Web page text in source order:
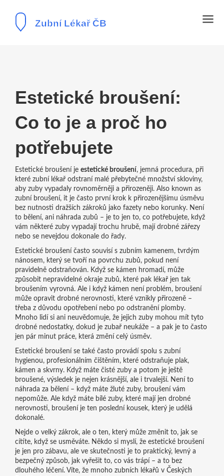
Estetické broušení:
Co to je a proč ho
potřebujete
Estetické broušení je estetické broušení, jemná procedura, při
které zubní lékař odstraní malé přebytečné množství skloviny,
aby zuby vypadaly rovnoměrněji a přirozeněji. Also known as
zubní broušení, it je často první krok k přirozenějšímu úsměvu
bez nutnosti dražších zákroků jako fazety nebo korunky.Není
to bělení, ani náhrada zubů – je to jen to, co potřebujete, když
vám některé zuby vypadají trochu hrubě, mají drobné zářezy
nebo se nevejdou dokonale do řady.
Estetické broušení často souvisí s zubním kamenem, tvrdým
nánosem, který se tvoří na povrchu zubů, pokud není
pravidelně odstraňován. Když se kámen hromadí, může
způsobit nepravidelné okraje zubů, které pak lékař jen tak
broušením vyrovná. Ale i když kámen není problém, broušení
může opravit drobné nerovnosti, které vznikly přirozeně –
třeba z důvodu opotřebení nebo po odstranění plomby.
Mnoho lidí si ani neuvědomuje, že jejich zuby mohou mít tyto
drobné nedostatky, dokud je zubař neukáže – a pak je to často
jen pár minut práce, která změní celý úsměv.
Estetické broušení se také často provádí spolu s zubní
hygienou, profesionálním čištěním, které odstraňuje plak,
kámen a skvrny. Když máte čisté zuby a potom je ještě
broušené, výsledek je nejen krásnější, ale i trvalejší. Není to
náhrada za bělení – když máte žluté zuby, broušení vám
nepomůže. Ale když máte bílé zuby, které mají jen drobné
nerovnosti, broušení je ten poslední kousek, který je udělá
dokonalé.
Nejde o velký zákrok, ale o ten, který může změnit to, jak se
cítíte, když se usměváte. Někdo si myslí, že estetické broušení
je jen pro zábavu, ale ve skutečnosti je to praktický, levný a
bezpečný způsob, jak vyřešit to, co vás trápí – a to bez
dlouhého léčení. Víte, že mnoho zubních lékařů v Českých